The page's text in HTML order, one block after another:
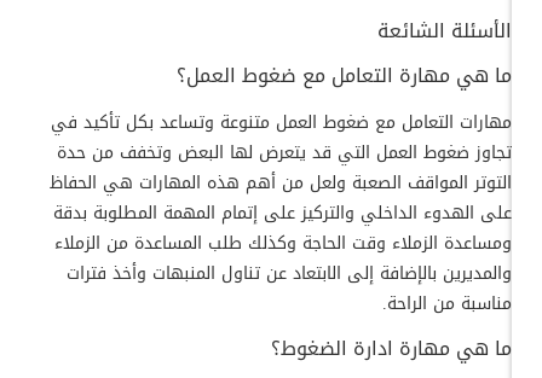
الأسئلة الشائعة
ما هي مهارة التعامل مع ضغوط العمل؟
مهارات التعامل مع ضغوط العمل متنوعة وتساعد بكل تأكيد في
تجاوز ضغوط العمل التي قد يتعرض لها البعض وتخفف من حدة
التوتر المواقف الصعبة ولعل من أهم هذه المهارات هي الحفاظ
على الهدوء الداخلي والتركيز على إتمام المهمة المطلوبة بدقة
ومساعدة الزملاء وقت الحاجة وكذلك طلب المساعدة من الزملاء
والمديرين بالإضافة إلى الابتعاد عن تناول المنبهات وأخذ فترات
مناسبة من الراحة.
ما هي مهارة ادارة الضغوط؟